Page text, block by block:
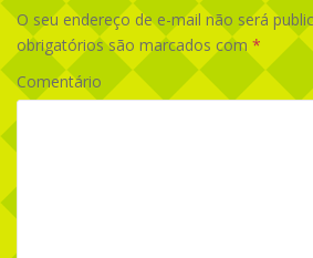
O seu endereço de e-mail não será
obrigatórios são marcados com *
Comentário